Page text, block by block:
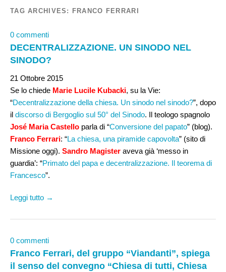
TAG ARCHIVES: FRANCO FERRARI
0 commenti
DECENTRALIZZAZIONE. UN SINODO NEL
SINODO?
21 Ottobre 2015
Se lo chiede Marie Lucile Kubacki, su la Vie:
“Decentralizzazione della chiesa. Un sinodo nel sinodo?”, dopo
il discorso di Bergoglio sul 50° del Sinodo. Il teologo spagnolo
José Maria Castello parla di “Conversione del papato” (blog).
Franco Ferrari: “La chiesa, una piramide capovolta” (sito di
Missione oggi). Sandro Magister aveva già ‘messo in
guardia’: “Primato del papa e decentralizzazione. Il teorema di
Francesco”.
Leggi tutto →
0 commenti
Franco Ferrari, del gruppo “Viandanti”, spiega
il senso del convegno “Chiesa di tutti, Chiesa